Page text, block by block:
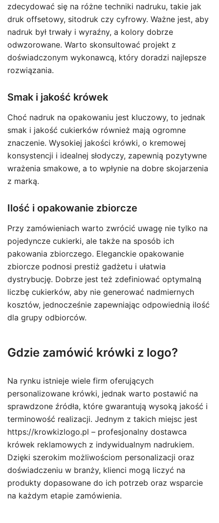
zdecydować się na różne techniki nadruku, takie jak
druk offsetowy, sitodruk czy cyfrowy. Ważne jest, aby
nadruk był trwały i wyraźny, a kolory dobrze
odwzorowane. Warto skonsultować projekt z
doświadczonym wykonawcą, który doradzi najlepsze
rozwiązania.
Smak i jakość krówek
Choć nadruk na opakowaniu jest kluczowy, to jednak
smak i jakość cukierków również mają ogromne
znaczenie. Wysokiej jakości krówki, o kremowej
konsystencji i idealnej słodyczy, zapewnią pozytywne
wrażenia smakowe, a to wpłynie na dobre skojarzenia
z marką.
Ilość i opakowanie zbiorcze
Przy zamówieniach warto zwrócić uwagę nie tylko na
pojedyncze cukierki, ale także na sposób ich
pakowania zbiorczego. Eleganckie opakowanie
zbiorcze podnosi prestiż gadżetu i ułatwia
dystrybucję. Dobrze jest też zdefiniować optymalną
liczbę cukierków, aby nie generować nadmiernych
kosztów, jednocześnie zapewniając odpowiednią ilość
dla grupy odbiorców.
Gdzie zamówić krówki z logo?
Na rynku istnieje wiele firm oferujących
personalizowane krówki, jednak warto postawić na
sprawdzone źródła, które gwarantują wysoką jakość i
terminowość realizacji. Jednym z takich miejsc jest
https://krowkizlogo.pl – profesjonalny dostawca
krówek reklamowych z indywidualnym nadrukiem.
Dzięki szerokim możliwościom personalizacji oraz
doświadczeniu w branży, klienci mogą liczyć na
produkty dopasowane do ich potrzeb oraz wsparcie
na każdym etapie zamówienia.